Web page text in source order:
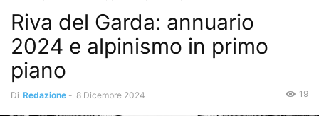
Riva del Garda: annuario
2024 e alpinismo in primo
piano
Di Redazione - 8 Dicembre 2024 19